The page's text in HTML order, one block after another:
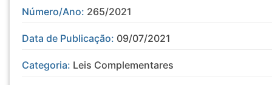
Número/Ano: 265/2021
Data de Publicação: 09/07/2021
Categoria: Leis Complementares